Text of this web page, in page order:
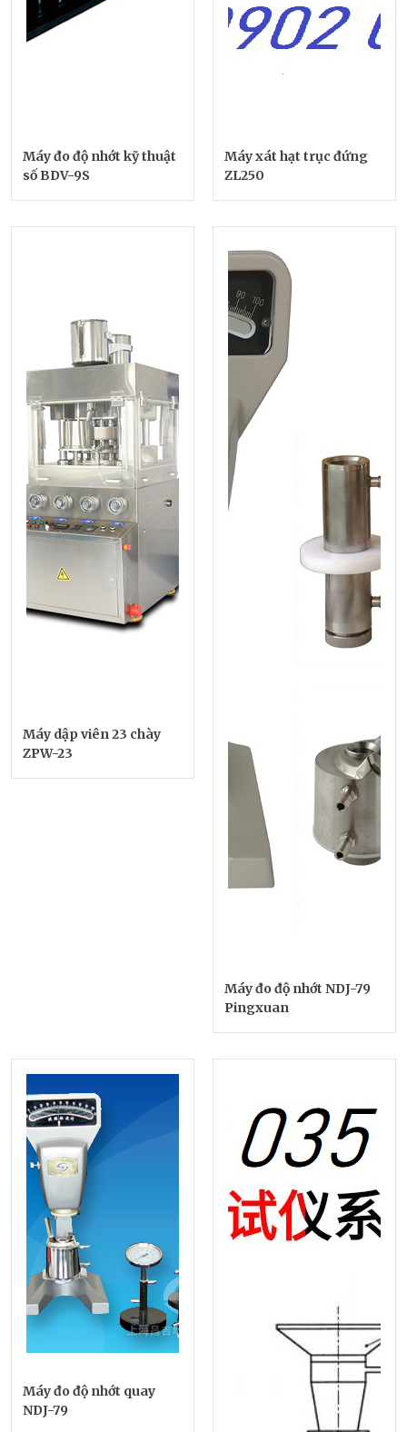
Máy đo độ nhớt kỹ thuật
số BDV-9S
Máy xát hạt trục đứng
ZL250
Máy dập viên 23 chày
ZPW-23
Máy đo độ nhớt NDJ-79
Pingxuan
Máy đo độ nhớt quay
NDJ-79